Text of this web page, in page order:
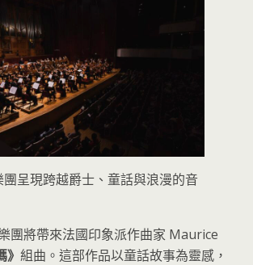
呈現跨越爵士、童話與浪漫的音
團將帶來法國印象派作曲家 Maurice
》 組曲。這部作品以童話故事為靈感，